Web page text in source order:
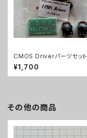
CMOS Driverパーツセット
¥1,700
その他の商品